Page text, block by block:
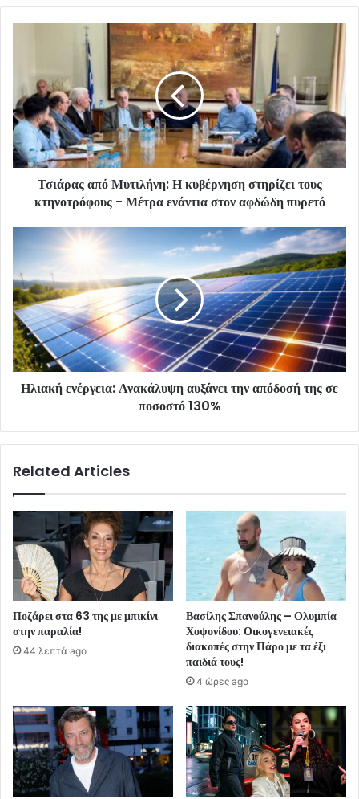
Τσιάρας από Μυτιλήνη: Η κυβέρνηση στηρίζει τους
κτηνοτρόφους - Μέτρα ενάντια στον αφδώδη πυρετό
Ηλιακή ενέργεια: Ανακάλυψη αυξάνει την απόδοσή της σε
ποσοστό 130%
Related Articles
Ποζάρει στα 63 της με μπικίνι
στην παραλία!
44 λεπτά ago
Βασίλης Σπανούλης – Ολυμπία
Χοψονίδου: Οικογενειακές
διακοπές στην Πάρο με τα έξι
παιδιά τους!
4 ώρες ago